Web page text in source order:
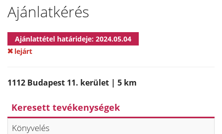
Ajánlatkérés
Ajánlattétel határideje: 2024.05.04
lejárt
1112 Budapest 11. kerület | 5 km
Keresett tevékenységek
Könyvelés